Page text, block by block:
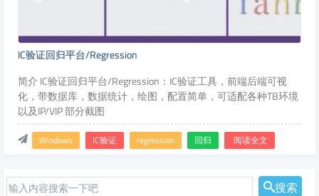
IC验证回归平台/Regression
简介 IC验证回归平台/Regression：IC验证工具，前端后端可视
化，带数据库，数据统计，绘图，配置简单，可适配各种TB环境
以及IP/VIP 部分截图
Windows IC验证 regression 回归 阅读全文
搜索